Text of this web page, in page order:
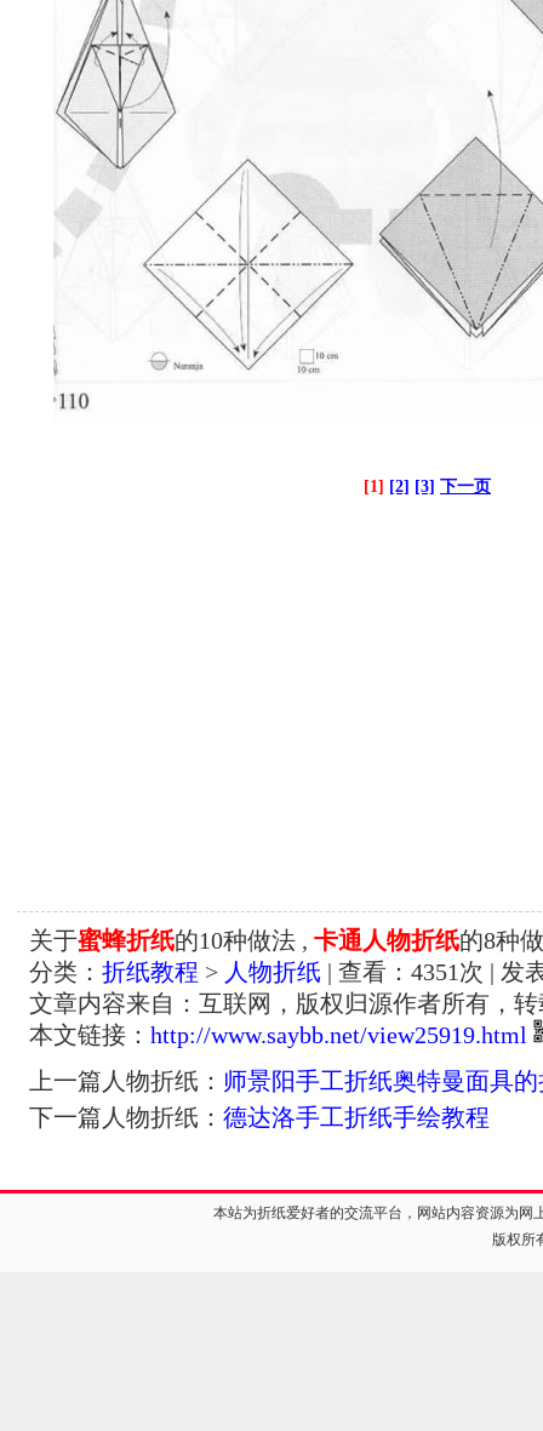
[1] [2] [3] 下一页
关于蜜蜂折纸的10种做法 , 卡通人物折纸的8种
分类： 折纸教程 > 人物折纸 | 查看： 4351次 | 发
文章内容来自：互联网，版权归源作者所有，
本文链接： http://www.saybb.net/view25919.html
上一篇人物折纸： 师景阳手工折纸奥特曼面具
下一篇人物折纸： 德达洛手工折纸手绘教程
本站为折纸爱好者的交流平台，网站内容资源为
版权所